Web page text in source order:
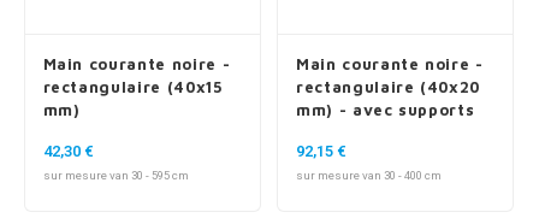
Main courante noire -
rectangulaire (40x15
mm)
42,30 €
sur mesure van 30 - 595 cm
Main courante noire -
rectangulaire (40x20
mm) - avec supports
92,15 €
sur mesure van 30 - 400 cm